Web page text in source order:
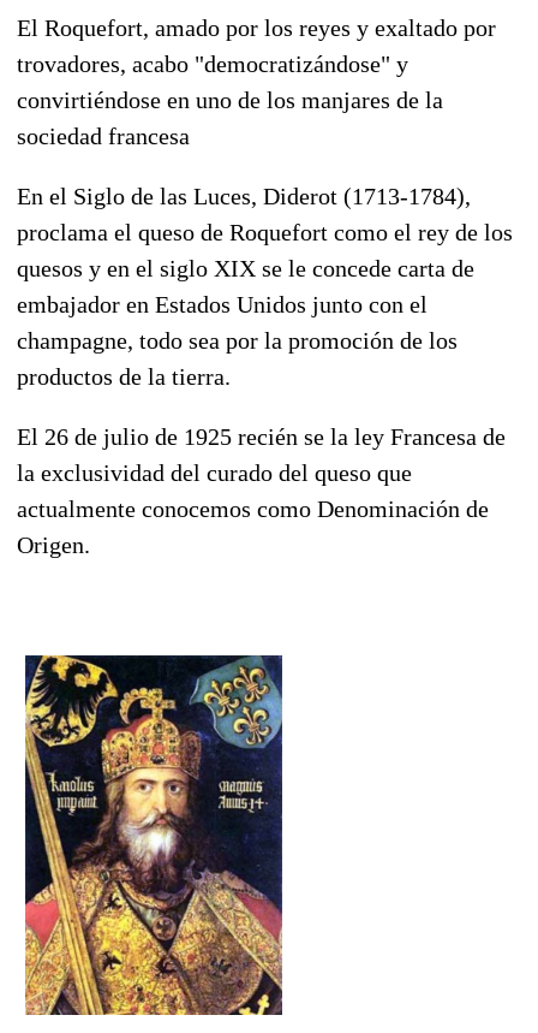
El Roquefort, amado por los reyes y exaltado por
trovadores, acabo "democratizándose" y
convirtiéndose en uno de los manjares de la
sociedad francesa
En el Siglo de las Luces, Diderot (1713-1784),
proclama el queso de Roquefort como el rey de los
quesos y en el siglo XIX se le concede carta de
embajador en Estados Unidos junto con el
champagne, todo sea por la promoción de los
productos de la tierra.
El 26 de julio de 1925 recién se la ley Francesa de
la exclusividad del curado del queso que
actualmente conocemos como Denominación de
Origen.